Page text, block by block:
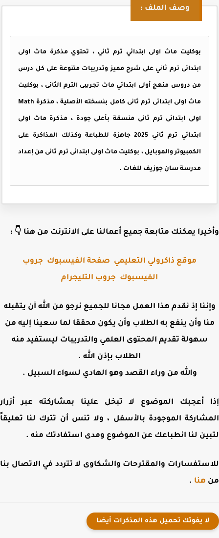
وصف الملف :
بوكليت ماث اولى ابتدائي ترم ثاني ، تحتوي مذكرة ماث اولى
ابتدائى ترم ثاني على شرح مميز وتدريبات متنوعة على كل درس
من دروس منهج أولى ابتدائي ماث تجريبى الترم الثانى ، بوكليت
ماث اولى ابتدائى ترم ثانى كامل بنسخته الأصلية ، مذكرة Math
اولى ابتدائى ترم ثانى منسقة بأعلى جودة ، مذكرة ماث اولى
ابتدائي ترم ثاني 2025 جاهزة للطباعة وكذلك المذاكرة على
الكمبيوتر والموبايل ، بوكليت ماث اولى ابتدائى ترم ثانى من إعداد
مدرسة سان جوزيف للغات .
يمكنك متابعة جميع أعمالنا على الانترنت من هنا 👇 :
موقع ذاكرولي التعليمي صفحة الفيسبوك جروب
الفيسبوك جروب التليجرام
إذ نقدم هذا العمل مجانا للجميع نرجو من الله أن يتقبله
وأن ينفع به الطلاب وأن يكون محققا لما سعينا إليه من
سهولة تقديم المحتوى العلمي والتدريبات ليستفيد منه
الطلاب بإذن الله .
والله من وراء القصد وهو الهادي لسواء السبيل .
أعجبك الموضوع لا تبخل علينا بمشاركته عبر أزرار
الموجودة بالأسفل ، ولا تنس أن تترك لنا تعليقاً
لنا انطباعك عن الموضوع ومدى استفادتك منه .
والمقترحات والشكاوى لا تتردد في الاتصال بنا
هنا.
لا يفوتك تحميل هذه المذكرات أيضا